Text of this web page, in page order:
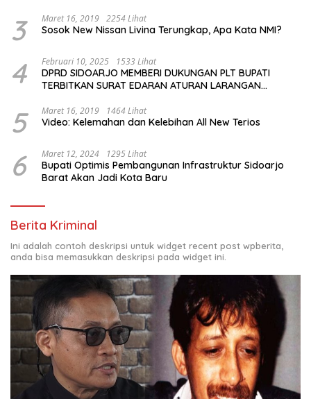
3 Maret 16, 2019 2254 Lihat
Sosok New Nissan Livina Terungkap, Apa Kata NMI?
4 Februari 10, 2025 1533 Lihat
DPRD SIDOARJO MEMBERI DUKUNGAN PLT BUPATI
TERBITKAN SURAT EDARAN ATURAN LARANGAN
KELUAR KOTA
5 Maret 16, 2019 1464 Lihat
Video: Kelemahan dan Kelebihan All New Terios
6 Maret 12, 2024 1295 Lihat
Bupati Optimis Pembangunan Infrastruktur Sidoarjo
Barat Akan Jadi Kota Baru
Berita Kriminal
Ini adalah contoh deskripsi untuk widget recent post wpberita,
anda bisa memasukkan deskripsi pada widget ini.